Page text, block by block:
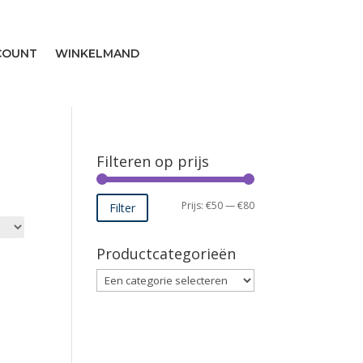
WINKELMAND
Filteren op prijs
Min.
Max.
Filter Prijs: €50—€80
Productcategorieën